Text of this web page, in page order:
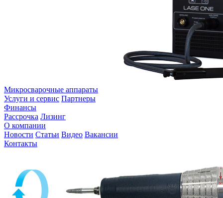
Микросварочные аппараты
Услуги и сервис Партнеры
Финансы
Рассрочка Лизинг
О компании
Новости Статьи Видео Вакансии
Контакты